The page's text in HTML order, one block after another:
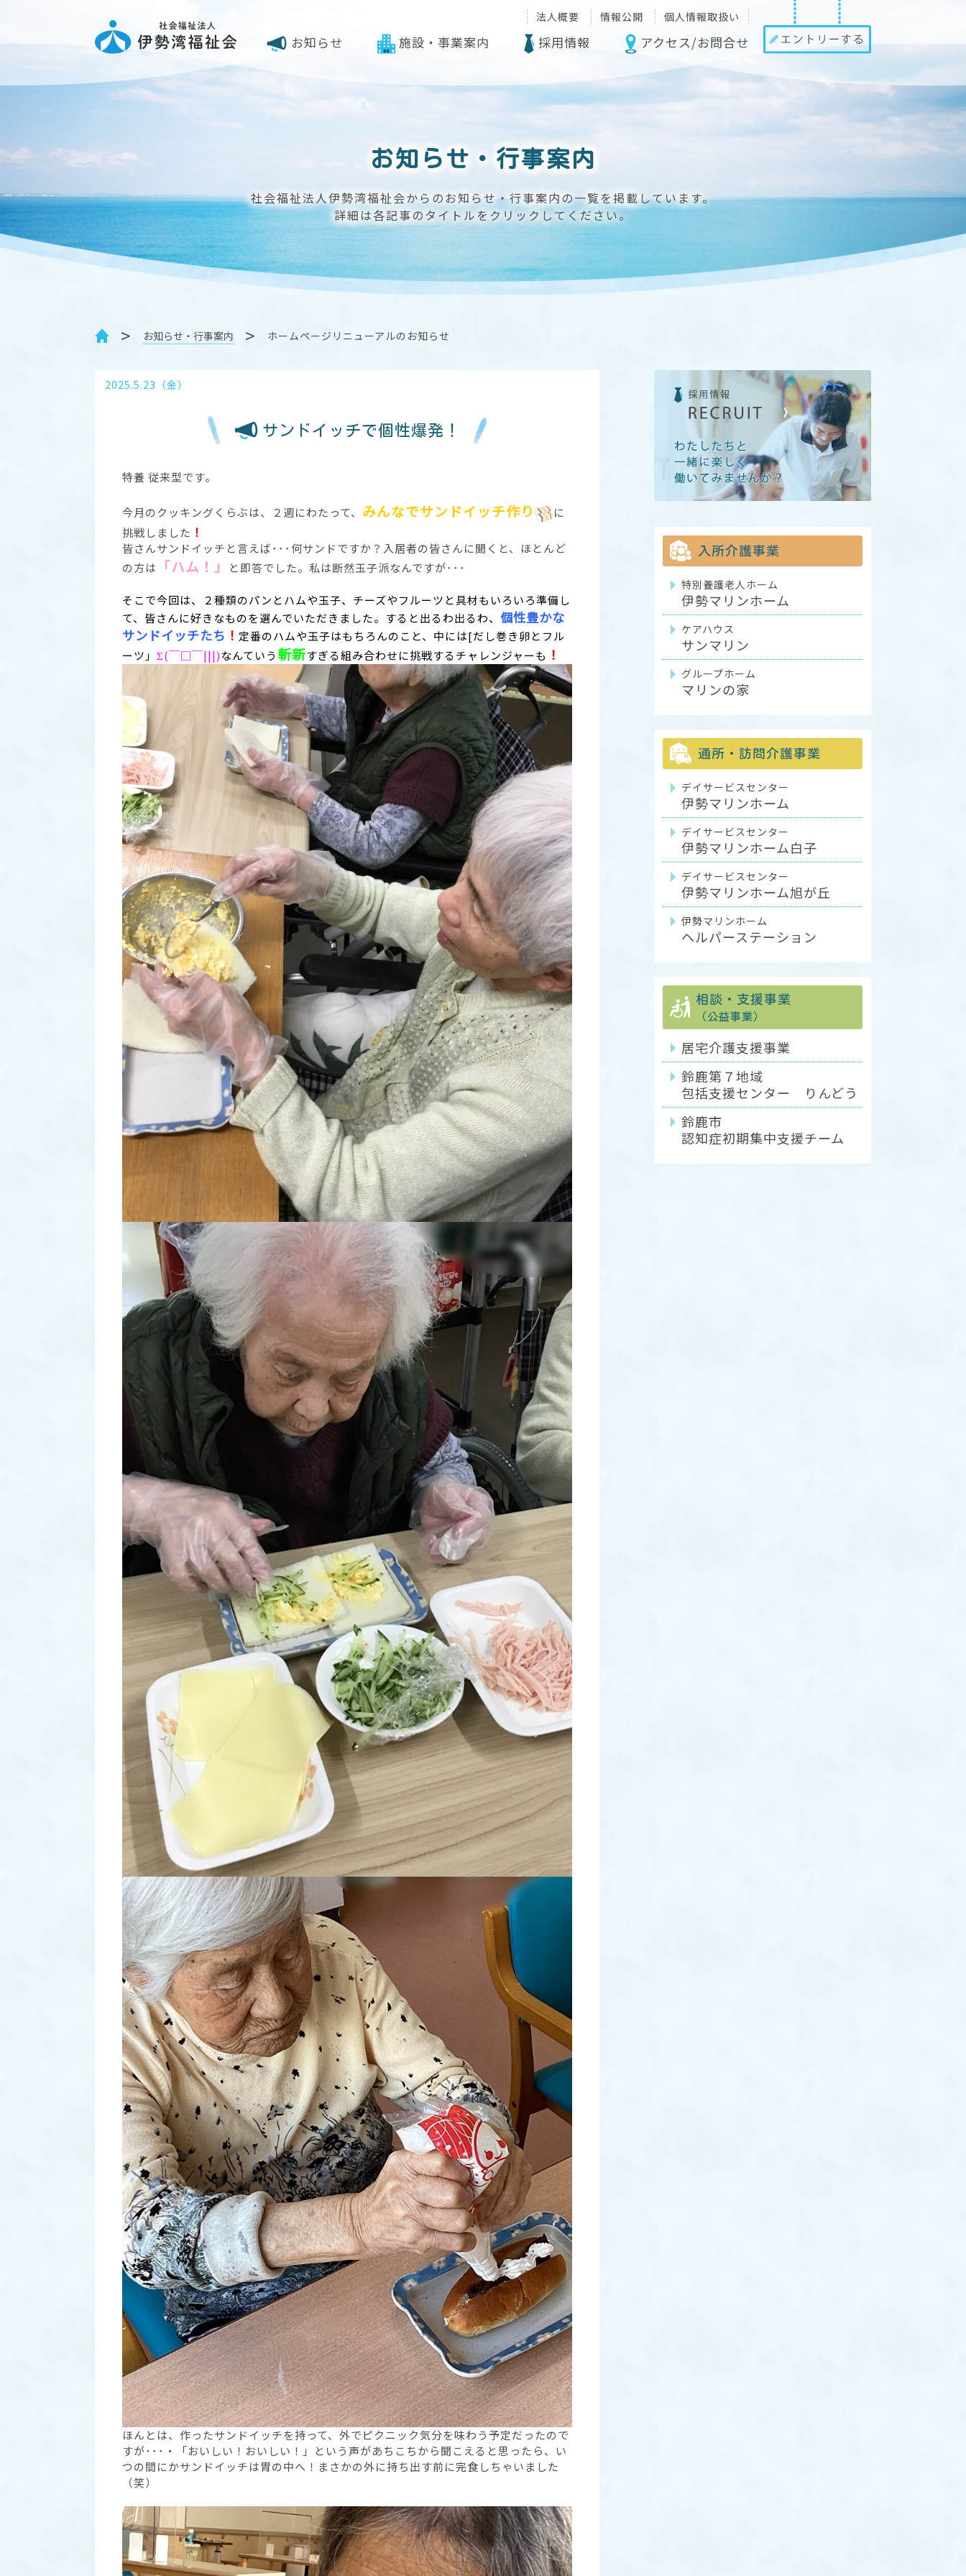
法人概要 情報公開 個人情報取扱い
お知らせ 施設・事業案内 採用情報 アクセス/お問合せ
お知らせ・行事案内
社会福祉法人伊勢湾福祉会からのお知らせ・行事案内の一覧を掲載しています。
詳細は各記事のタイトルをクリックしてください。
お知らせ・行事案内 ホームページリニューアルのお知らせ
サンドイッチで個性爆発！
特養 従来型です。
今月のクッキングくらぶは、２週にわたって、 みんなでサンドイッチ作り
に
挑戦しました ！
皆さんサンドイッチと言えば･･･何サンドですか？入居者の皆さんに聞くと、ほとんど
の方は
「ハム！」 と即答でした。私は断然玉子派なんですが･･･
そこで今回は、２種類のパンとハムや玉子、チーズやフルーツと具材もいろいろ準備し
て、皆さんに好きなものを選んでいただきました。すると出るわ出るわ、 個性豊かな
サンドイッチたち ！ 定番のハムや玉子はもちろんのこと、中には[だし巻き卵とフル
ーツ」 Σ(￣□￣|||)なんていう 斬新すぎる組み合わせに挑戦するチャレンジャーも ！
ほんとは、作ったサンドイッチを持って、外でピクニック気分を味わう予定だったので
すが･･･・「おいしい！おいしい！」という声があちこちから聞こえると思ったら、い
つの間にかサンドイッチは胃の中へ！まさかの外に持ち出す前に完食しちゃいました
（笑）
2025.5.23（金）
入所介護事業
特別養護老人ホーム
伊勢マリンホーム
ケアハウス
サンマリン
グループホーム
マリンの家
通所・訪問介護事業
デイサービスセンター
伊勢マリンホーム
デイサービスセンター
伊勢マリンホーム白子
デイサービスセンター
伊勢マリンホーム旭が丘
伊勢マリンホーム
ヘルパーステーション
相談・支援事業
（公益事業）
居宅介護支援事業
鈴鹿第７地域
包括支援センター りんどう
鈴鹿市
認知症初期集中支援チーム